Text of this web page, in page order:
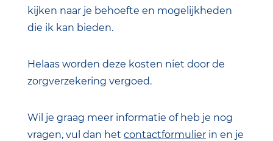
kijken naar je behoefte en mogelijkheden
die ik kan bieden.
Helaas worden deze kosten niet door de
zorgverzekering vergoed.
Wil je graag meer informatie of heb je nog
vragen, vul dan het contactformulier in en je